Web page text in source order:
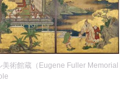
術館蔵（Eugene Fuller Memorial